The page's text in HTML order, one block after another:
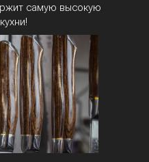
самую высокую